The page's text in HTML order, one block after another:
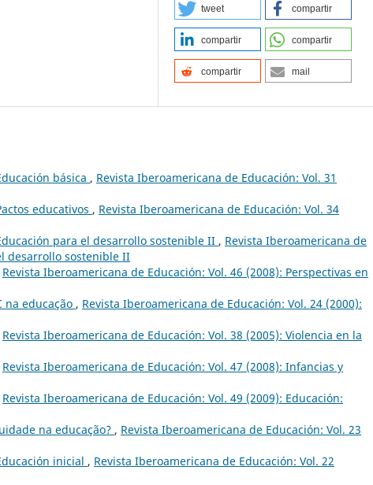
tweet compartir
compartir compartir
compartir mail
básica , Revista Iberoamericana de Educación: Vol. 31
educativos , Revista Iberoamericana de Educación: Vol. 34
para el desarrollo sostenible II , Revista Iberoamericana de
desarrollo sostenible II
Revista Iberoamericana de Educación: Vol. 46 (2008): Perspectivas en
na educação , Revista Iberoamericana de Educación: Vol. 24 (2000):
Revista Iberoamericana de Educación: Vol. 38 (2005): Violencia en la
Revista Iberoamericana de Educación: Vol. 47 (2008): Infancias y
Revista Iberoamericana de Educación: Vol. 49 (2009): Educación:
na educação? , Revista Iberoamericana de Educación: Vol. 23
inicial , Revista Iberoamericana de Educación: Vol. 22